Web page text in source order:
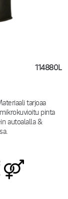
114880L
tarjoaa
pinta
autoalalla &